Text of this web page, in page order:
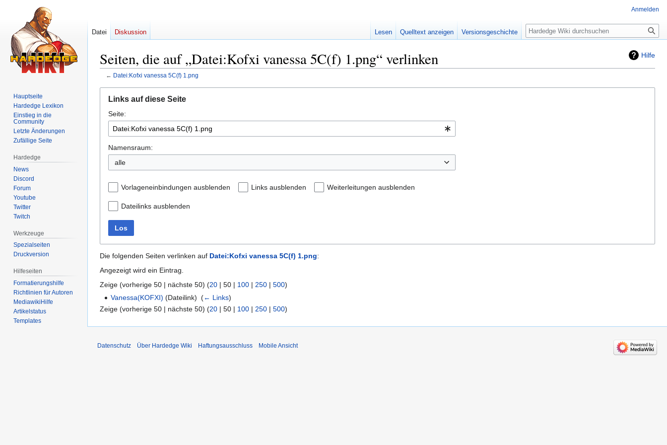
Hilfe
Seiten, die auf „Datei:Kofxi vanessa 5C(f) 1.png“ verlinken
← Datei:Kofxi vanessa 5C(f) 1.png
Navigation
springen
Suche
springen
Links auf diese Seite
Seite:
Namensraum:
alle
Vorlageneinbindungen ausblenden Links ausblenden Weiterleitungen ausblenden
Dateilinks ausblenden
Los
Die folgenden Seiten verlinken auf Datei:Kofxi vanessa 5C(f) 1.png:
Angezeigt wird ein Eintrag.
Zeige (vorherige 50 | nächste 50) (20 | 50 | 100 | 250 | 500)
Vanessa(KOFXI) (Dateilink) ‎(← Links)
Zeige (vorherige 50 | nächste 50) (20 | 50 | 100 | 250 | 500)
Anmelden
Datei Diskussion Lesen Quelltext anzeigen Versionsgeschichte Suche
Hauptseite
Hardedge Lexikon
Einstieg in die
Community
Letzte Änderungen
Zufällige Seite
Hardedge
News
Discord
Forum
Youtube
Twitter
Twitch
Werkzeuge
Spezialseiten
Druckversion
Hilfeseiten
Formatierungshilfe
Richtlinien für Autoren
MediawikiHilfe
Artikelstatus
Templates
Datenschutz Über Hardedge Wiki Haftungsausschluss Mobile Ansicht